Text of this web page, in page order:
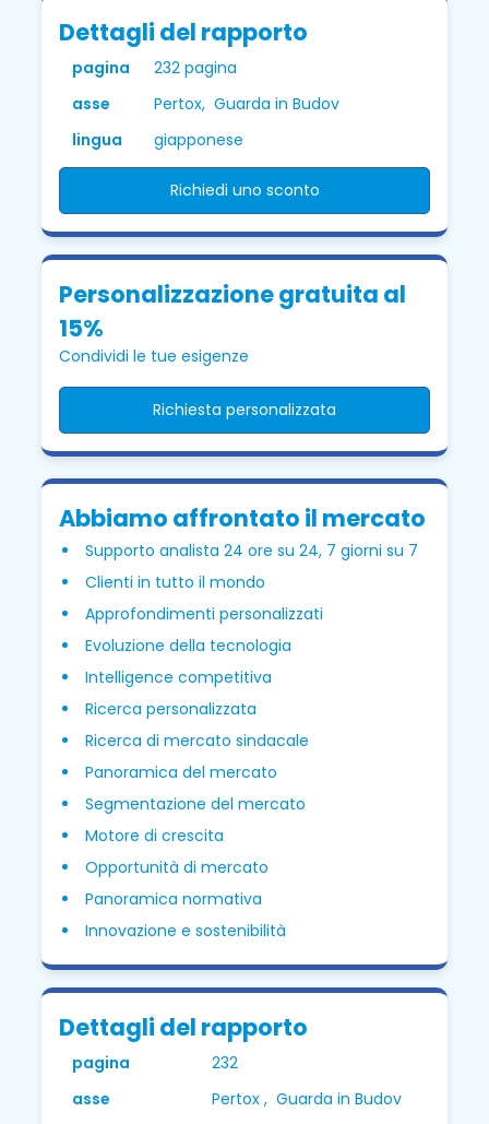
Dettagli del rapporto
pagina
232 pagina
asse
Pertox, Guarda in Budov
lingua
giapponese
Richiedi uno sconto
Personalizzazione gratuita al
15%
Condividi le tue esigenze
Richiesta personalizzata
Abbiamo affrontato il mercato
Supporto analista 24 ore su 24, 7 giorni su 7
Clienti in tutto il mondo
Approfondimenti personalizzati
Evoluzione della tecnologia
Intelligence competitiva
Ricerca personalizzata
Ricerca di mercato sindacale
Panoramica del mercato
Segmentazione del mercato
Motore di crescita
Opportunità di mercato
Panoramica normativa
Innovazione e sostenibilità
Dettagli del rapporto
pagina
232
asse
Pertox , Guarda in Budov